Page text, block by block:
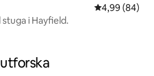
4,99 av 5 i
4,99 (84)
i Hayfield.